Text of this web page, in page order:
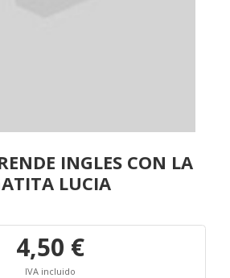
INGLES CON LA
LUCIA
4,50 €
IVA incluido